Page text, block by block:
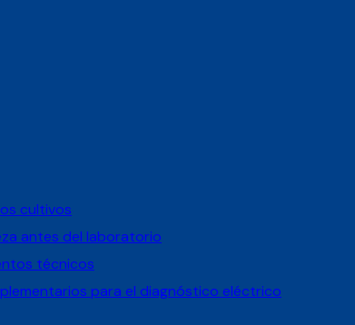
cultivos
antes del laboratorio
técnicos
para el diagnóstico eléctrico